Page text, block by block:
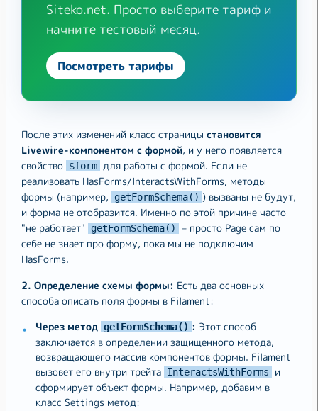
Siteko.net. Просто выберите тариф и
начните тестовый месяц.
Посмотреть тарифы
После этих изменений класс страницы становится
Livewire-компонентом с формой, и у него появляется
свойство $form для работы с формой. Если не
реализовать HasForms/InteractsWithForms, методы
формы (например,
getFormSchema() ) вызваны не будут,
и форма не отобразится. Именно по этой причине часто
"не работает"
getFormSchema()
– просто Page сам по
себе не знает про форму, пока мы не подключим
HasForms.
2. Определение схемы формы: Есть два основных
способа описать поля формы в Filament:
Через метод getFormSchema() : Этот способ
заключается в определении защищенного метода,
возвращающего массив компонентов формы. Filament
вызовет его внутри трейта InteractsWithForms
и
сформирует объект формы. Например, добавим в
класс Settings метод: